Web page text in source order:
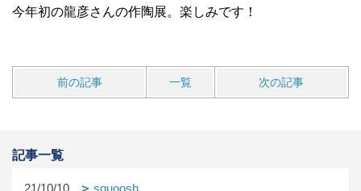
今年初の龍彦さんの作陶展。楽しみです！
前の記事 一覧 次の記事
記事一覧
21/10/10 squoosh